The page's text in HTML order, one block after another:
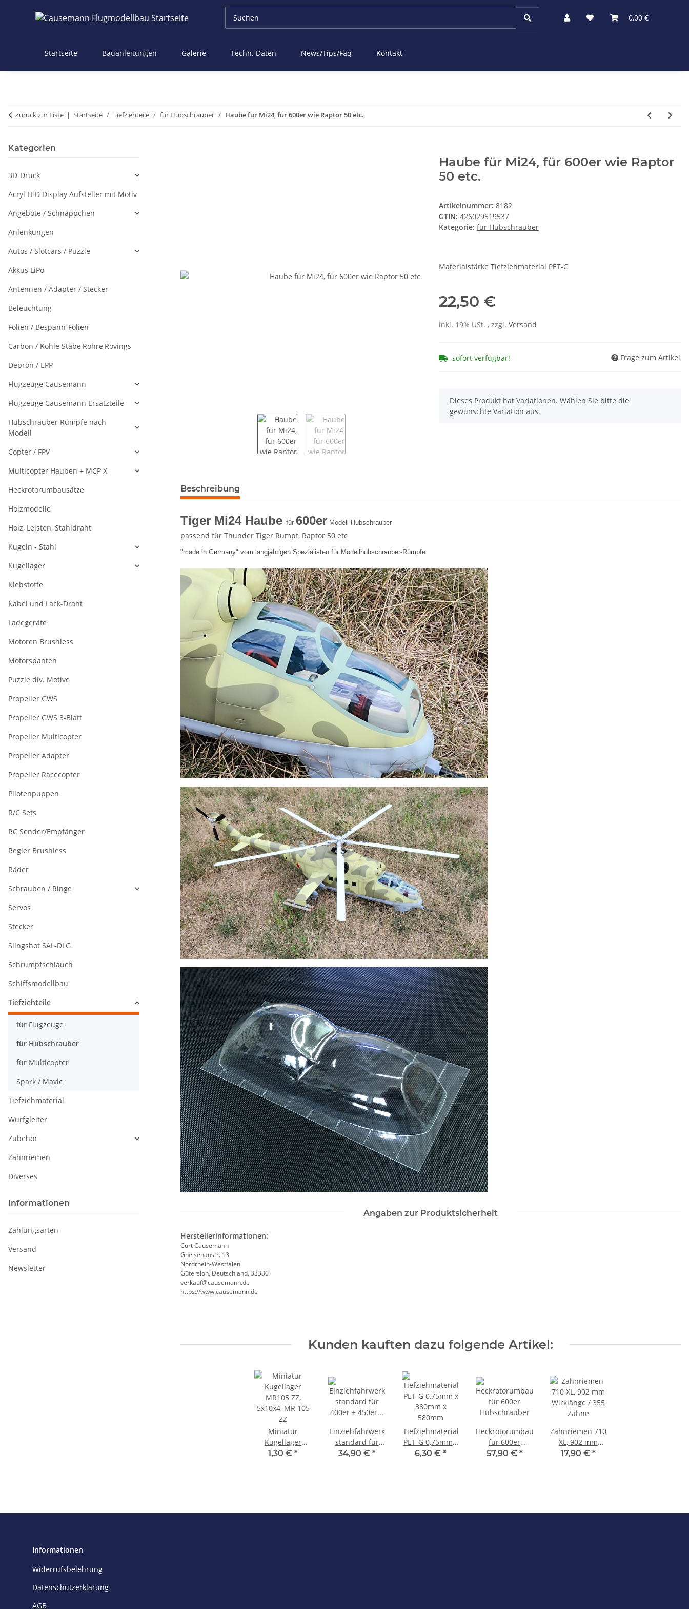
0,00 €
Startseite Bauanleitungen Galerie Techn. Daten News/Tips/Faq Kontakt
Zurück zur Liste Startseite Tiefziehteile für Hubschrauber Haube für Mi24, für 600er wie Raptor 50 etc.
Haube für Mi24, für 600er wie Raptor
50 etc.
Artikelnummer: 8182
GTIN: 426029519537
Kategorie: für Hubschrauber
Materialstärke Tiefziehmaterial PET-G
22,50 €
inkl. 19% USt. , zzgl. Versand
sofort verfügbar! Frage zum Artikel
x
Dieses Produkt hat Variationen. Wählen Sie bitte die
gewünschte Variation aus.
weitere Registerkarten anzeigen
Beschreibung
Tiger Mi24 Haube für 600er Modell-Hubschrauber
passend für Thunder Tiger Rumpf, Raptor 50 etc
"made in Germany" vom langjährigen Spezialisten für Modellhubschrauber-Rümpfe
Angaben zur Produktsicherheit
Herstellerinformationen:
Curt Causemann
Gneisenaustr. 13
Nordrhein-Westfalen
Gütersloh, Deutschland, 33330
verkauf@causemann.de
https://www.causemann.de
Kunden kauften dazu folgende Artikel:
Miniatur
Kugellager
MR105 ZZ,
1,30 € *
Einziehfahrwerk
standard für
400er + 450er
34,90 € *
Tiefziehmaterial
PET-G 0,75mm x
380mm x
6,30 € *
Heckrotorumbausatz
für 600er
Hubschrauber
57,90 € *
Zahnriemen 710
XL, 902 mm
Wirklänge / 355
17,90 € *
Kategorien
3D-Druck
Acryl LED Display Aufsteller mit Motiv
Angebote / Schnäppchen
Anlenkungen
Autos / Slotcars / Puzzle
Akkus LiPo
Antennen / Adapter / Stecker
Beleuchtung
Folien / Bespann-Folien
Carbon / Kohle Stäbe,Rohre,Rovings
Depron / EPP
Flugzeuge Causemann
Flugzeuge Causemann Ersatzteile
Hubschrauber Rümpfe nach
Modell
Copter / FPV
Multicopter Hauben + MCP X
Heckrotorumbausätze
Holzmodelle
Holz, Leisten, Stahldraht
Kugeln - Stahl
Kugellager
Klebstoffe
Kabel und Lack-Draht
Ladegeräte
Motoren Brushless
Motorspanten
Puzzle div. Motive
Propeller GWS
Propeller GWS 3-Blatt
Propeller Multicopter
Propeller Adapter
Propeller Racecopter
Pilotenpuppen
R/C Sets
RC Sender/Empfänger
Regler Brushless
Räder
Schrauben / Ringe
Servos
Stecker
Slingshot SAL-DLG
Schrumpfschlauch
Schiffsmodellbau
Tiefziehteile
für Flugzeuge
für Hubschrauber
für Multicopter
Spark / Mavic
Tiefziehmaterial
Wurfgleiter
Zubehör
Zahnriemen
Diverses
Informationen
Zahlungsarten
Versand
Newsletter
Informationen
Widerrufsbelehrung
Datenschutzerklärung
AGB